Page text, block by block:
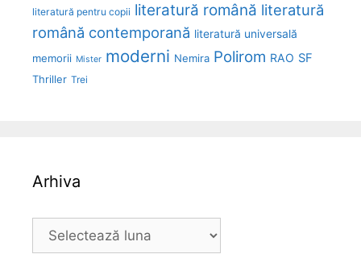
literatură pentru copii literatură română literatură
română contemporană literatură universală
memorii Mister moderni Nemira Polirom RAO SF
Thriller Trei
Arhiva
Arhiva